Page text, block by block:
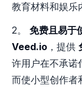
教育材料和娱乐
2。 免费且易于
Veed.io ，提供
许用户在不承诺
而使小型创作者